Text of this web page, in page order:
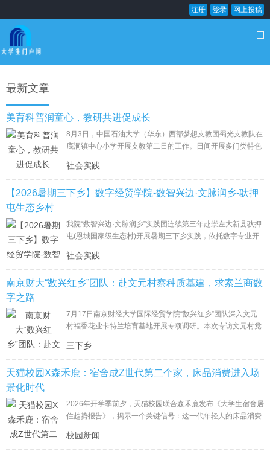
注册 登录 网上投稿
最新文章
美育科普润童心，教研共进促成长
8月3日，中国石油大学（华东）西部梦想支教团蜀光支教队在
底洞镇中心小学开展支教第二日的工作。日间开展多门类特色
活动，各
社会实践
【2026暑期三下乡】数字经贸学院-数智兴边·文脉润乡-驮押
屯生态乡村
我院“数智兴边·文脉润乡”实践团连续第三年赴崇左大新县驮押
屯(恩城国家级生态村)开展暑期三下乡实践，依托数字专业开
社会实践
南京财大“数兴红乡”团队：赴文元村察种质基建，求索兰商数
字之路
7月17日南京财经大学国际经贸学院“数兴红乡”团队深入文元
村福香花业卡特兰培育基地开展专项调研。本次专访文元村党
三下乡
天猫校园X森禾鹿：宿舍成Z世代第二个家，床品消费进入场
景化时代
2026年开学季前夕，天猫校园联合森禾鹿发布《大学生宿舍居
住趋势报告》，揭示一个关键信号：这一代年轻人的床品消费
校园新闻